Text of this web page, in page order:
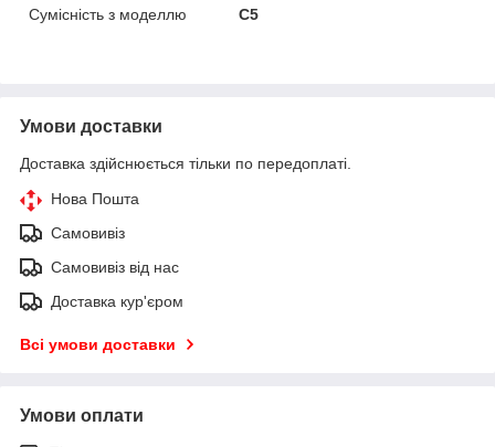
Сумісність з моделлю
C5
Умови доставки
Доставка здійснюється тільки по передоплаті.
Нова Пошта
Самовивіз
Самовивіз від нас
Доставка кур'єром
Всі умови доставки
Умови оплати